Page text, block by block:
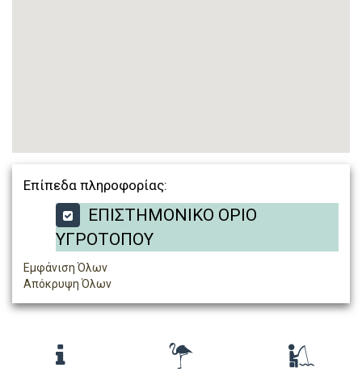
Επίπεδα πληροφορίας:
ΕΠΙΣΤΗΜΟΝΙΚΟ ΟΡΙΟ
ΥΓΡΟΤΟΠΟΥ
Εμφάνιση Όλων
Απόκρυψη Όλων